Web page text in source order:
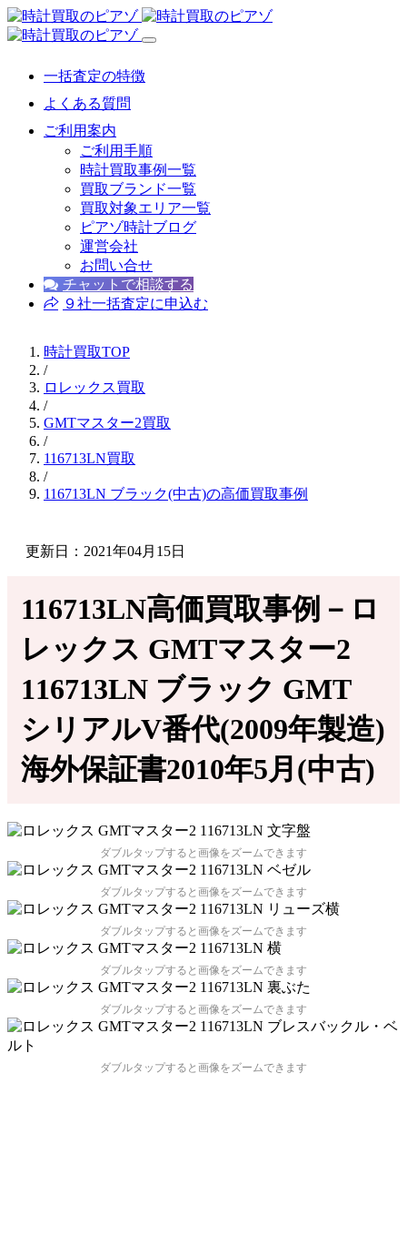
一括査定の特徴
よくある質問
ご利用案内
ご利用手順
時計買取事例一覧
買取ブランド一覧
買取対象エリア一覧
ピアゾ時計ブログ
運営会社
お問い合せ
チャットで相談する
９社一括査定に申込む
時計買取TOP
/
ロレックス買取
/
GMTマスター2買取
/
116713LN買取
/
116713LN ブラック(中古)の高価買取事例
更新日：2021年04月15日
116713LN高価買取事例－ロ
レックス GMTマスター2
116713LN ブラック GMT
シリアルV番代(2009年製造)
海外保証書2010年5月(中古)
ダブルタップすると画像をズームできます
ダブルタップすると画像をズームできます
ダブルタップすると画像をズームできます
ダブルタップすると画像をズームできます
ダブルタップすると画像をズームできます
ダブルタップすると画像をズームできます